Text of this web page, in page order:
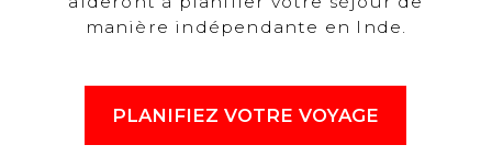
manière indépendante en Inde.
PLANIFIEZ VOTRE VOYAGE